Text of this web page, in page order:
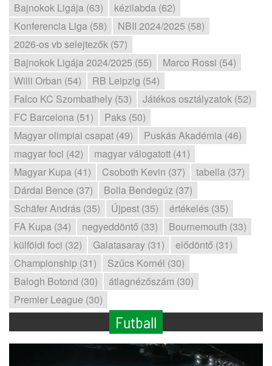
Bajnokok Ligája (63)
kézilabda (62)
Konferencia Liga (58)
NBII 2024/2025 (58)
2026-os vb selejtezők (57)
Bajnokok Ligája 2024/2025 (55)
Marco Rossi (54)
Willi Orban (54)
RB Leipzig (54)
Falco KC Szombathely (53)
Játékos osztályzatok (52)
FC Barcelona (51)
Paks (50)
Magyar olimpiai csapat (49)
Puskás Akadémia (46)
magyar foci (42)
magyar válogatott (41)
Magyar Kupa (41)
Csoboth Kevin (37)
tabella (37)
Dárdai Bence (37)
Bolla Bendegúz (37)
Schäfer András (35)
Újpest (35)
értékelés (35)
FA Kupa (34)
negyeddöntő (33)
Bournemouth (33)
külföldi foci (32)
Galatasaray (31)
elődöntő (31)
Championship (31)
Szűcs Kornél (30)
Balogh Botond (30)
átlagnézőszám (30)
Premier League (30)
Futball